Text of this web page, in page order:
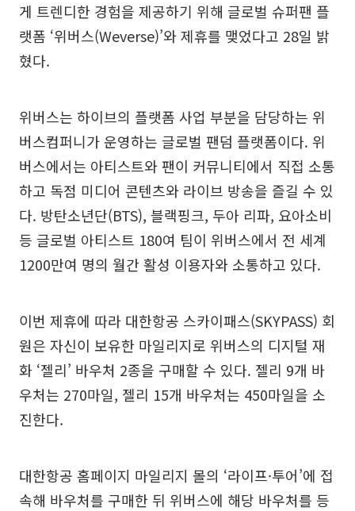
게 트렌디한 경험을 제공하기 위해 글로벌 슈퍼팬 플
랫폼 ‘위버스(Weverse)’와 제휴를 맺었다고 28일 밝
혔다.
위버스는 하이브의 플랫폼 사업 부분을 담당하는 위
버스컴퍼니가 운영하는 글로벌 팬덤 플랫폼이다. 위
버스에서는 아티스트와 팬이 커뮤니티에서 직접 소통
하고 독점 미디어 콘텐츠와 라이브 방송을 즐길 수 있
다. 방탄소년단(BTS), 블랙핑크, 두아 리파, 요아소비
등 글로벌 아티스트 180여 팀이 위버스에서 전 세계
1200만여 명의 월간 활성 이용자와 소통하고 있다.
이번 제휴에 따라 대한항공 스카이패스(SKYPASS) 회
원은 자신이 보유한 마일리지로 위버스의 디지털 재
화 ‘젤리’ 바우처 2종을 구매할 수 있다. 젤리 9개 바
우처는 270마일, 젤리 15개 바우처는 450마일을 소
진한다.
대한항공 홈페이지 마일리지 몰의 ‘라이프·투어’에 접
속해 바우처를 구매한 뒤 위버스에 해당 바우처를 등